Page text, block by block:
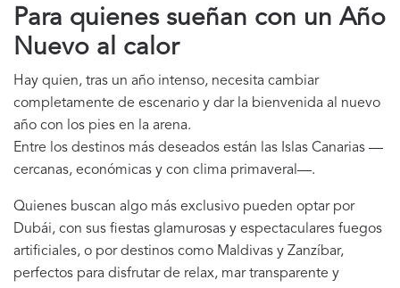
Para quienes sueñan con un Año
Nuevo al calor
Hay quien, tras un año intenso, necesita cambiar
completamente de escenario y dar la bienvenida al nuevo
año con los pies en la arena.
Entre los destinos más deseados están las Islas Canarias —
cercanas, económicas y con clima primaveral—.
Quienes buscan algo más exclusivo pueden optar por
Dubái, con sus fiestas glamurosas y espectaculares fuegos
artificiales, o por destinos como Maldivas y Zanzíbar,
perfectos para disfrutar de relax, mar transparente y